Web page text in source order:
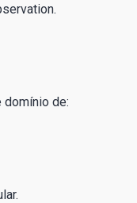
de: